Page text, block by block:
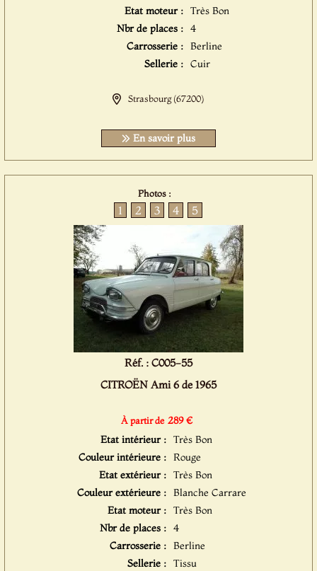
Etat moteur : Très Bon
Nbr de places : 4
Carrosserie : Berline
Sellerie : Cuir
Strasbourg (67200)
En savoir plus
Photos :
1 2 3 4 5
Réf. : C005-55
CITROËN Ami 6 de 1965
À partir de 289 €
Etat intérieur : Très Bon
Couleur intérieure : Rouge
Etat extérieur : Très Bon
Couleur extérieure : Blanche Carrare
Etat moteur : Très Bon
Nbr de places : 4
Carrosserie : Berline
Sellerie : Tissu